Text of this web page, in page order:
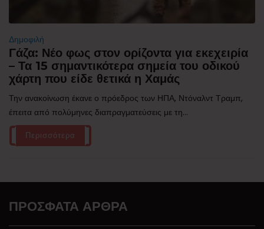
Δημοφιλή
Γάζα: Νέο φως στον ορίζοντα για εκεχειρία
– Τα 15 σημαντικότερα σημεία του οδικού
χάρτη που είδε θετικά η Χαμάς
Την ανακοίνωση έκανε ο πρόεδρος των ΗΠΑ, Ντόναλντ Τραμπ,
έπειτα από πολύμηνες διαπραγματεύσεις με τη...
Περισσότερα
ΠΡΌΣΦΑΤΑ ΆΡΘΡΑ